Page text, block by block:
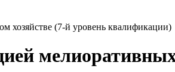
хозяйстве (7-й уровень квалификации)